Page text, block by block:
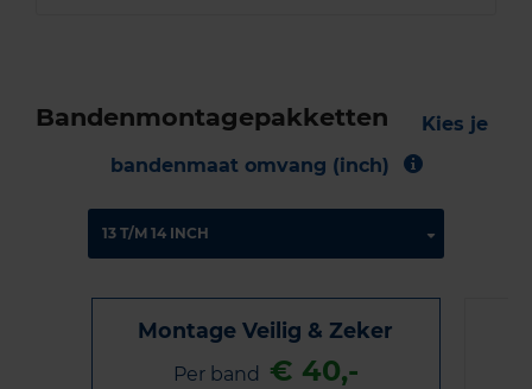
Bandenmontagepakketten
Kies je
bandenmaat omvang (inch)
Montage Veilig & Zeker
Per band € 40,-